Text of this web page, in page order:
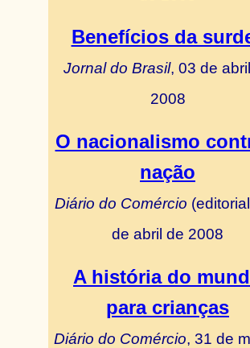
Benefícios da
Jornal do Brasil, 03 de
2008
O nacionalismo
nação
Diário do Comércio
de abril de 2008
A história do
para crianças
Diário do Comércio, 31 de